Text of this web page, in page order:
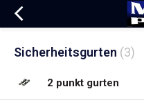
Sicherheitsgurten (3)
2 punkt gurten